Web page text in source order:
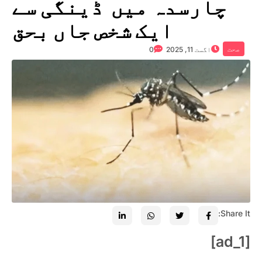
چارسدہ میں ڈینگی سے
ایک شخص جاں بحق
صحت اگست 11, 2025 0
Share It:
[ad_1]